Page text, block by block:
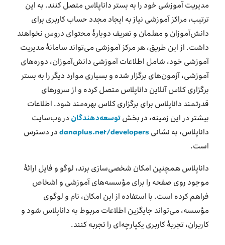
مدیریت آموزشی خود را به بستر داناپلاس متصل کنند. به این
ترتیب، مراکز آموزشی نیاز به ایجاد مجدد حساب کاربری برای
دانش‌آموزان و معلمان و تعریف دوبارۀ محتوای دروس نخواهند
داشت. از این طریق، هر مرکز آموزشی می‌تواند سامانۀ مدیریت
آموزشی خود، شامل اطلاعات آموزشی دانش‌آموزان، دوره‌های
آموزشی، آزمون‌های برگزار شده و بسیاری موارد دیگر را به بستر
برگزاری کلاس آنلاین داناپلاس متصل کرده و از سرورهای
قدرتمند داناپلاس برای برگزاری کلاس بهره‌مند شود. اطلاعات
بیشتر در این زمینه، در بخشتوسعه‌دهندگان در وب‌سایت
داناپلاس، به نشانیdanaplus.net/developersدر دسترس
است.
داناپلاس همچنین امکان شخصی‌سازی برند، لوگو و فایل ارائۀ
موجود روی صفحه را برای مؤسسه‌های آموزشی و اشخاص
فراهم کرده است. با استفاده از این امکان، نام و لوگوی
مؤسسه، می‌تواند جایگزین اطلاعات مربوط به داناپلاس شود و
کاربران، تجربۀ کاربری یکپارچه‌ای را تجربه کنند.